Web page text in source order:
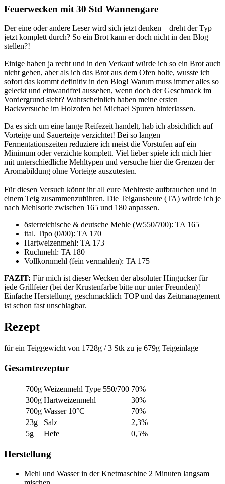
Feuerwecken mit 30 Std Wannengare
Der eine oder andere Leser wird sich jetzt denken – dreht der Typ
jetzt komplett durch? So ein Brot kann er doch nicht in den Blog
stellen?!
Einige haben ja recht und in den Verkauf würde ich so ein Brot auch
nicht geben, aber als ich das Brot aus dem Ofen holte, wusste ich
sofort das kommt definitiv in den Blog! Warum muss immer alles so
geleckt und einwandfrei aussehen, wenn doch der Geschmack im
Vordergrund steht? Wahrscheinlich haben meine ersten
Backversuche im Holzofen bei Michael Spuren hinterlassen.
Da es sich um eine lange Reifezeit handelt, hab ich absichtlich auf
Vorteige und Sauerteige verzichtet! Bei so langen
Fermentationszeiten reduziere ich meist die Vorstufen auf ein
Minimum oder verzichte komplett. Viel lieber spiele ich mich hier
mit unterschiedliche Mehltypen und versuche hier die Grenzen der
Aromabildung ohne Vorteige auszutesten.
Für diesen Versuch könnt ihr all eure Mehlreste aufbrauchen und in
einem Teig zusammenzuführen. Die Teigausbeute (TA) würde ich je
nach Mehlsorte zwischen 165 und 180 anpassen.
österreichische & deutsche Mehle (W550/700): TA 165
ital. Tipo (0/00): TA 170
Hartweizenmehl: TA 173
Ruchmehl: TA 180
Vollkornmehl (fein vermahlen): TA 175
FAZIT: Für mich ist dieser Wecken der absoluter Hingucker für
jede Grillfeier (bei der Krustenfarbe bitte nur unter Freunden)!
Einfache Herstellung, geschmacklich TOP und das Zeitmanagement
ist schon fast unschlagbar.
Rezept
für ein Teiggewicht von 1728g / 3 Stk zu je 679g Teigeinlage
Gesamtrezeptur
700g Weizenmehl Type 550/700 70%
300g Hartweizenmehl
30%
700g Wasser 10°C
70%
23g
Salz
2,3%
5g
Hefe 0,5%
Herstellung
Mehl und Wasser in der Knetmaschine 2 Minuten langsam